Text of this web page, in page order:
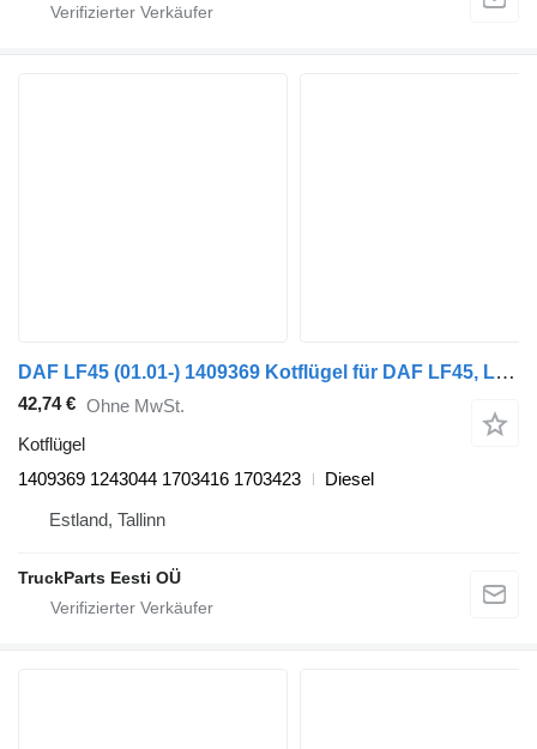
DAF LF45 (01.01-) 1409369 Kotflügel für DAF LF45, LF55, LF180, CF65, CF75, CF85 (2001-) Sattelzugmaschine
42,74 € Ohne MwSt.
Kotflügel
1409369 1243044 1703416 1703423
Diesel
Estland, Tallinn
TruckParts Eesti OÜ